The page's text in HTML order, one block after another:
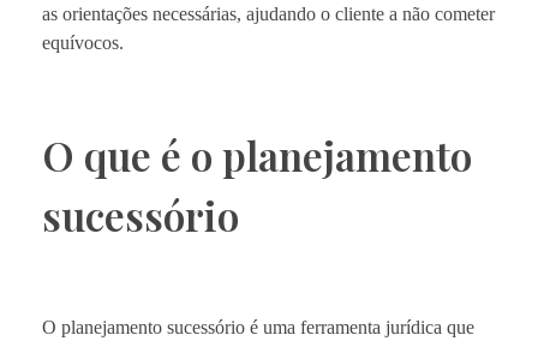
as orientações necessárias, ajudando o cliente a não cometer
equívocos.
O que é o planejamento
sucessório
O planejamento sucessório é uma ferramenta jurídica que